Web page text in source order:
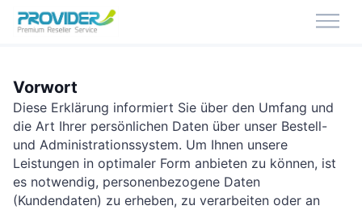
Vorwort
Diese Erklärung informiert Sie über den Umfang und
die Art Ihrer persönlichen Daten über unser Bestell-
und Administrationssystem. Um Ihnen unsere
Leistungen in optimaler Form anbieten zu können, ist
es notwendig, personenbezogene Daten
(Kundendaten) zu erheben, zu verarbeiten oder an